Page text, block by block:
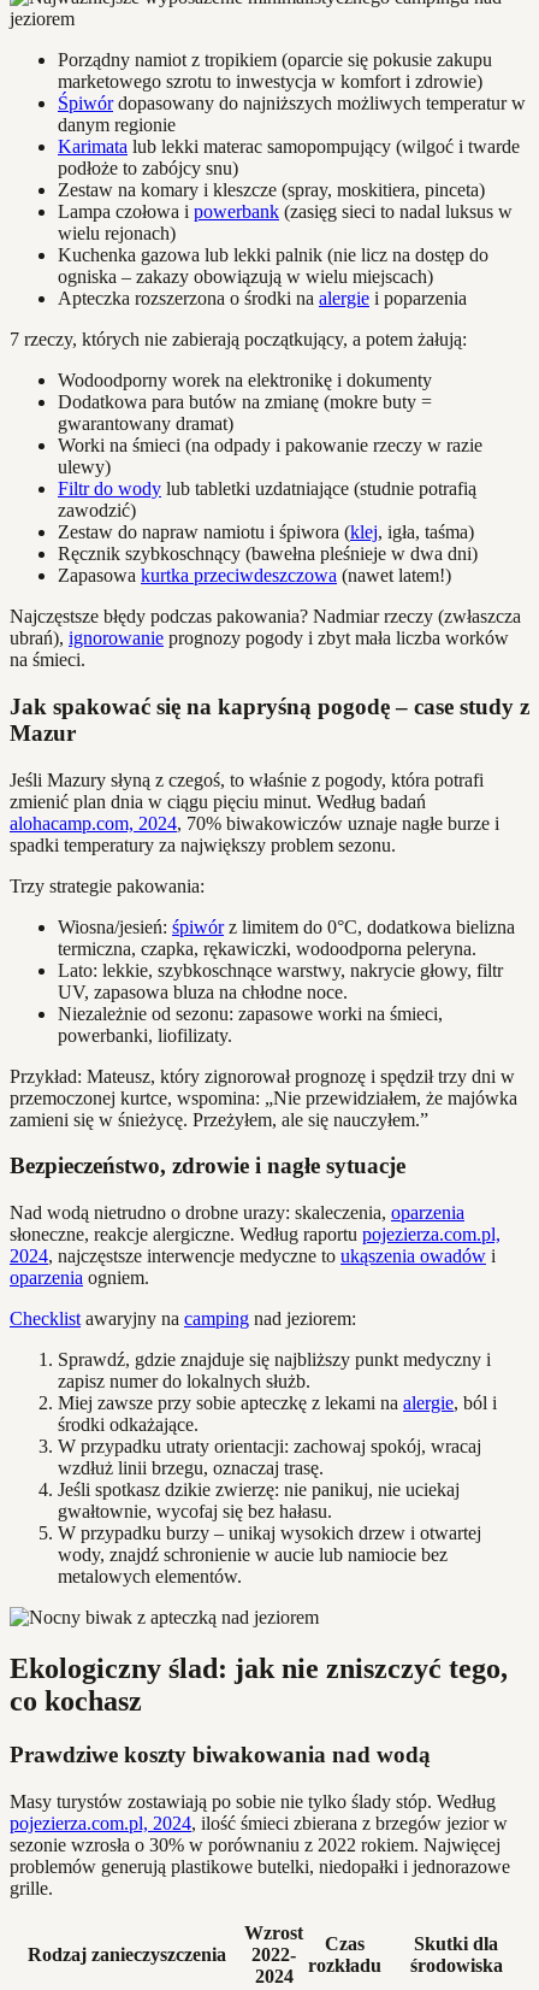
Porządny namiot z tropikiem (oparcie się pokusie zakupu
marketowego szrotu to inwestycja w komfort i zdrowie)
Śpiwórdopasowany do najniższych możliwych temperatur w
danym regionie
Karimata lub lekki materac samopompujący (wilgoć i twarde
podłoże to zabójcy snu)
Zestaw na komary i kleszcze (spray, moskitiera, pinceta)
Lampa czołowa i powerbank (zasięg sieci to nadal luksus w
wielu rejonach)
Kuchenka gazowa lub lekki palnik (nie licz na dostęp do
ogniska – zakazy obowiązują w wielu miejscach)
Apteczka rozszerzona o środki na alergie i poparzenia
7 rzeczy, których nie zabierają początkujący, a potem żałują:
Wodoodporny worek na elektronikę i dokumenty
Dodatkowa para butów na zmianę (mokre buty =
gwarantowany dramat)
Worki na śmieci (na odpady i pakowanie rzeczy w razie
ulewy)
Filtr do wody lub tabletki uzdatniające (studnie potrafią
zawodzić)
Zestaw do napraw namiotu i śpiwora (klej, igła, taśma)
Ręcznik szybkoschnący (bawełna pleśnieje w dwa dni)
Zapasowa kurtka przeciwdeszczowa (nawet latem!)
Najczęstsze błędy podczas pakowania? Nadmiar rzeczy (zwłaszcza
ubrań), ignorowanie prognozy pogody i zbyt mała liczba worków
na śmieci.
Jak spakować się na kapryśną pogodę – case study z
Mazur
Jeśli Mazury słyną z czegoś, to właśnie z pogody, która potrafi
zmienić plan dnia w ciągu pięciu minut. Według badań
alohacamp.com, 2024, 70% biwakowiczów uznaje nagłe burze i
spadki temperatury za największy problem sezonu.
Trzy strategie pakowania:
Wiosna/jesień: śpiwórz limitem do 0°C, dodatkowa bielizna
termiczna, czapka, rękawiczki, wodoodporna peleryna.
Lato: lekkie, szybkoschnące warstwy, nakrycie głowy, filtr
UV, zapasowa bluza na chłodne noce.
Niezależnie od sezonu: zapasowe worki na śmieci,
powerbanki, liofilizaty.
Przykład: Mateusz, który zignorował prognozę i spędził trzy dni w
przemoczonej kurtce, wspomina: „Nie przewidziałem, że majówka
zamieni się w śnieżycę. Przeżyłem, ale się nauczyłem.”
Bezpieczeństwo, zdrowie i nagłe sytuacje
Nad wodą nietrudno o drobne urazy: skaleczenia, oparzenia
słoneczne, reakcje alergiczne. Według raportu pojezierza.com.pl,
2024, najczęstsze interwencje medyczne to ukąszenia owadów i
oparzenia ogniem.
Checklist awaryjny na camping nad jeziorem:
Sprawdź, gdzie znajduje się najbliższy punkt medyczny i
zapisz numer do lokalnych służb.
Miej zawsze przy sobie apteczkę z lekami na alergie, ból i
środki odkażające.
W przypadku utraty orientacji: zachowaj spokój, wracaj
wzdłuż linii brzegu, oznaczaj trasę.
Jeśli spotkasz dzikie zwierzę: nie panikuj, nie uciekaj
gwałtownie, wycofaj się bez hałasu.
W przypadku burzy – unikaj wysokich drzew i otwartej
wody, znajdź schronienie w aucie lub namiocie bez
metalowych elementów.
Ekologiczny ślad: jak nie zniszczyć tego,
co kochasz
Prawdziwe koszty biwakowania nad wodą
Masy turystów zostawiają po sobie nie tylko ślady stóp. Według
pojezierza.com.pl, 2024, ilość śmieci zbierana z brzegów jezior w
sezonie wzrosła o 30% w porównaniu z 2022 rokiem. Najwięcej
problemów generują plastikowe butelki, niedopałki i jednorazowe
grille.
Rodzaj zanieczyszczenia
Wzrost
2022-
2024
Czas
rozkładu
Skutki dla
środowiska